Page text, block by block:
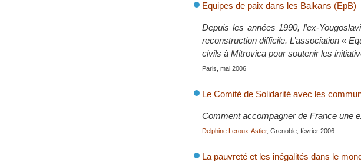
Equipes de paix dans les Balkans (EpB)
Depuis les années 1990, l’ex-
reconstruction difficile. L’association «
civils à Mitrovica pour soutenir les
Paris, mai 2006
Le Comité de Solidarité avec les
Comment accompagner de France une
Delphine Leroux-Astier, Grenoble, février 2006
La pauvreté et les inégalités dans le